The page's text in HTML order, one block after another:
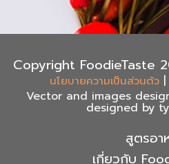
Copyright FoodieTaste
นโยบายความเป็นส่วนตัว |
Vector and images
designed by
สูตรอา
เกี่ยวกับ